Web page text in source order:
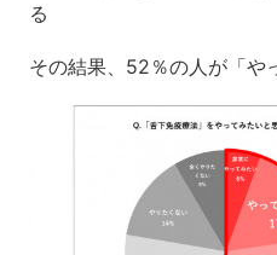
る
その結果、52％の人が「や